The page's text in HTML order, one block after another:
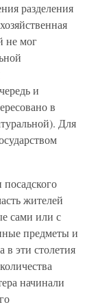
разделения
не мог
и
в
Для
жителей
сами или с
предметы и
в эти столетия
начинали